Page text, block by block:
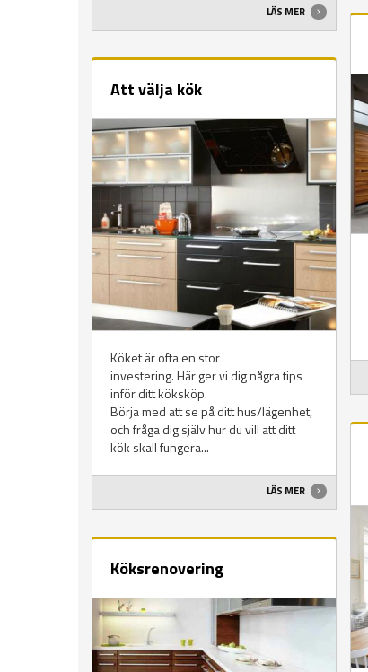
LÄS MER
Att välja kök
Köket är ofta en stor
investering. Här ger vi dig några tips
inför ditt köksköp.
Börja med att se på ditt hus/lägenhet,
och fråga dig själv hur du vill att ditt
kök skall fungera...
LÄS MER
Köksrenovering